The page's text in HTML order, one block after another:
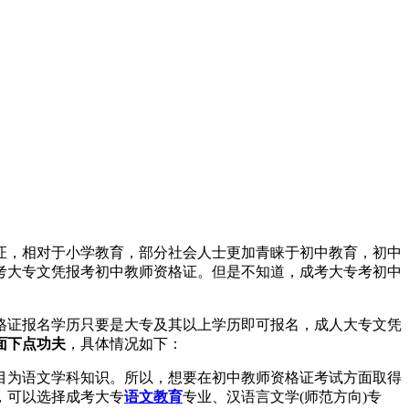
对于小学教育，部分社会人士更加青睐于初中教育，初中
专文凭报考初中教师资格证。但是不知道，成考大专考初中
证报名学历只要是大专及其以上学历即可报名，成人大专文凭
下点功夫 ，具体情况如下：
语文学科知识。所以，想要在初中教师资格证考试方面取得
可以选择成考大专语文教育专业、汉语言文学(师范方向)专